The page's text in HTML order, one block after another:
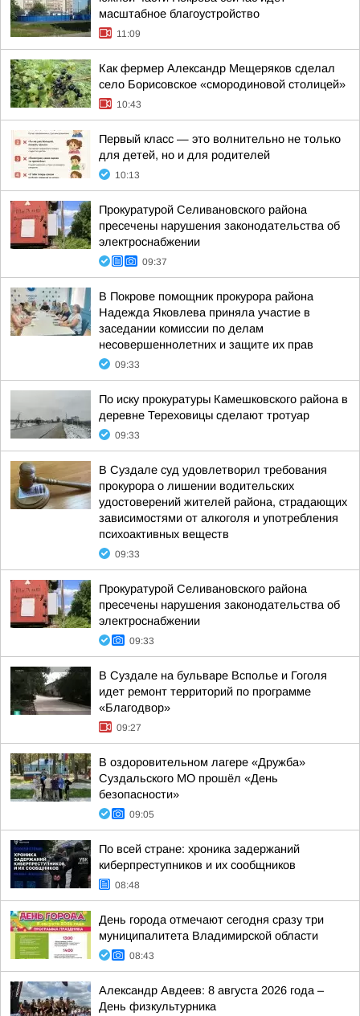
масштабное благоустройство
11:09
Как фермер Александр Мещеряков сделал
село Борисовское «смородиновой столицей»
10:43
Первый класс — это волнительно не только
для детей, но и для родителей
10:13
Прокуратурой Селивановского района
пресечены нарушения законодательства об
электроснабжении
09:37
В Покрове помощник прокурора района
Надежда Яковлева приняла участие в
заседании комиссии по делам
несовершеннолетних и защите их прав
09:33
По иску прокуратуры Камешковского района в
деревне Тереховицы сделают тротуар
09:33
В Суздале суд удовлетворил требования
прокурора о лишении водительских
удостоверений жителей района, страдающих
зависимостями от алкоголя и употребления
психоактивных веществ
09:33
Прокуратурой Селивановского района
пресечены нарушения законодательства об
электроснабжении
09:33
В Суздале на бульваре Всполье и Гоголя
идет ремонт территорий по программе
«Благодвор»
09:27
В оздоровительном лагере «Дружба»
Суздальского МО прошёл «День
безопасности»
09:05
По всей стране: хроника задержаний
киберпреступников и их сообщников
08:48
День города отмечают сегодня сразу три
муниципалитета Владимирской области
08:43
Александр Авдеев: 8 августа 2026 года –
День физкультурника